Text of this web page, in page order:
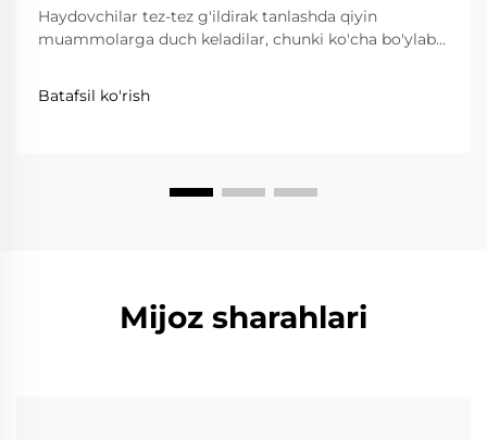
Haydovchilar tez-tez g'ildirak tanlashda qiyin
muammolarga duch keladilar, chunki ko'cha bo'ylab
rioya qilishni talab qiladi, dori-borilish esa juda
yengillik, mustahkamlik va aniqlikni talab qiladi.
Batafsil ko'rish
Mijoz sharahlari